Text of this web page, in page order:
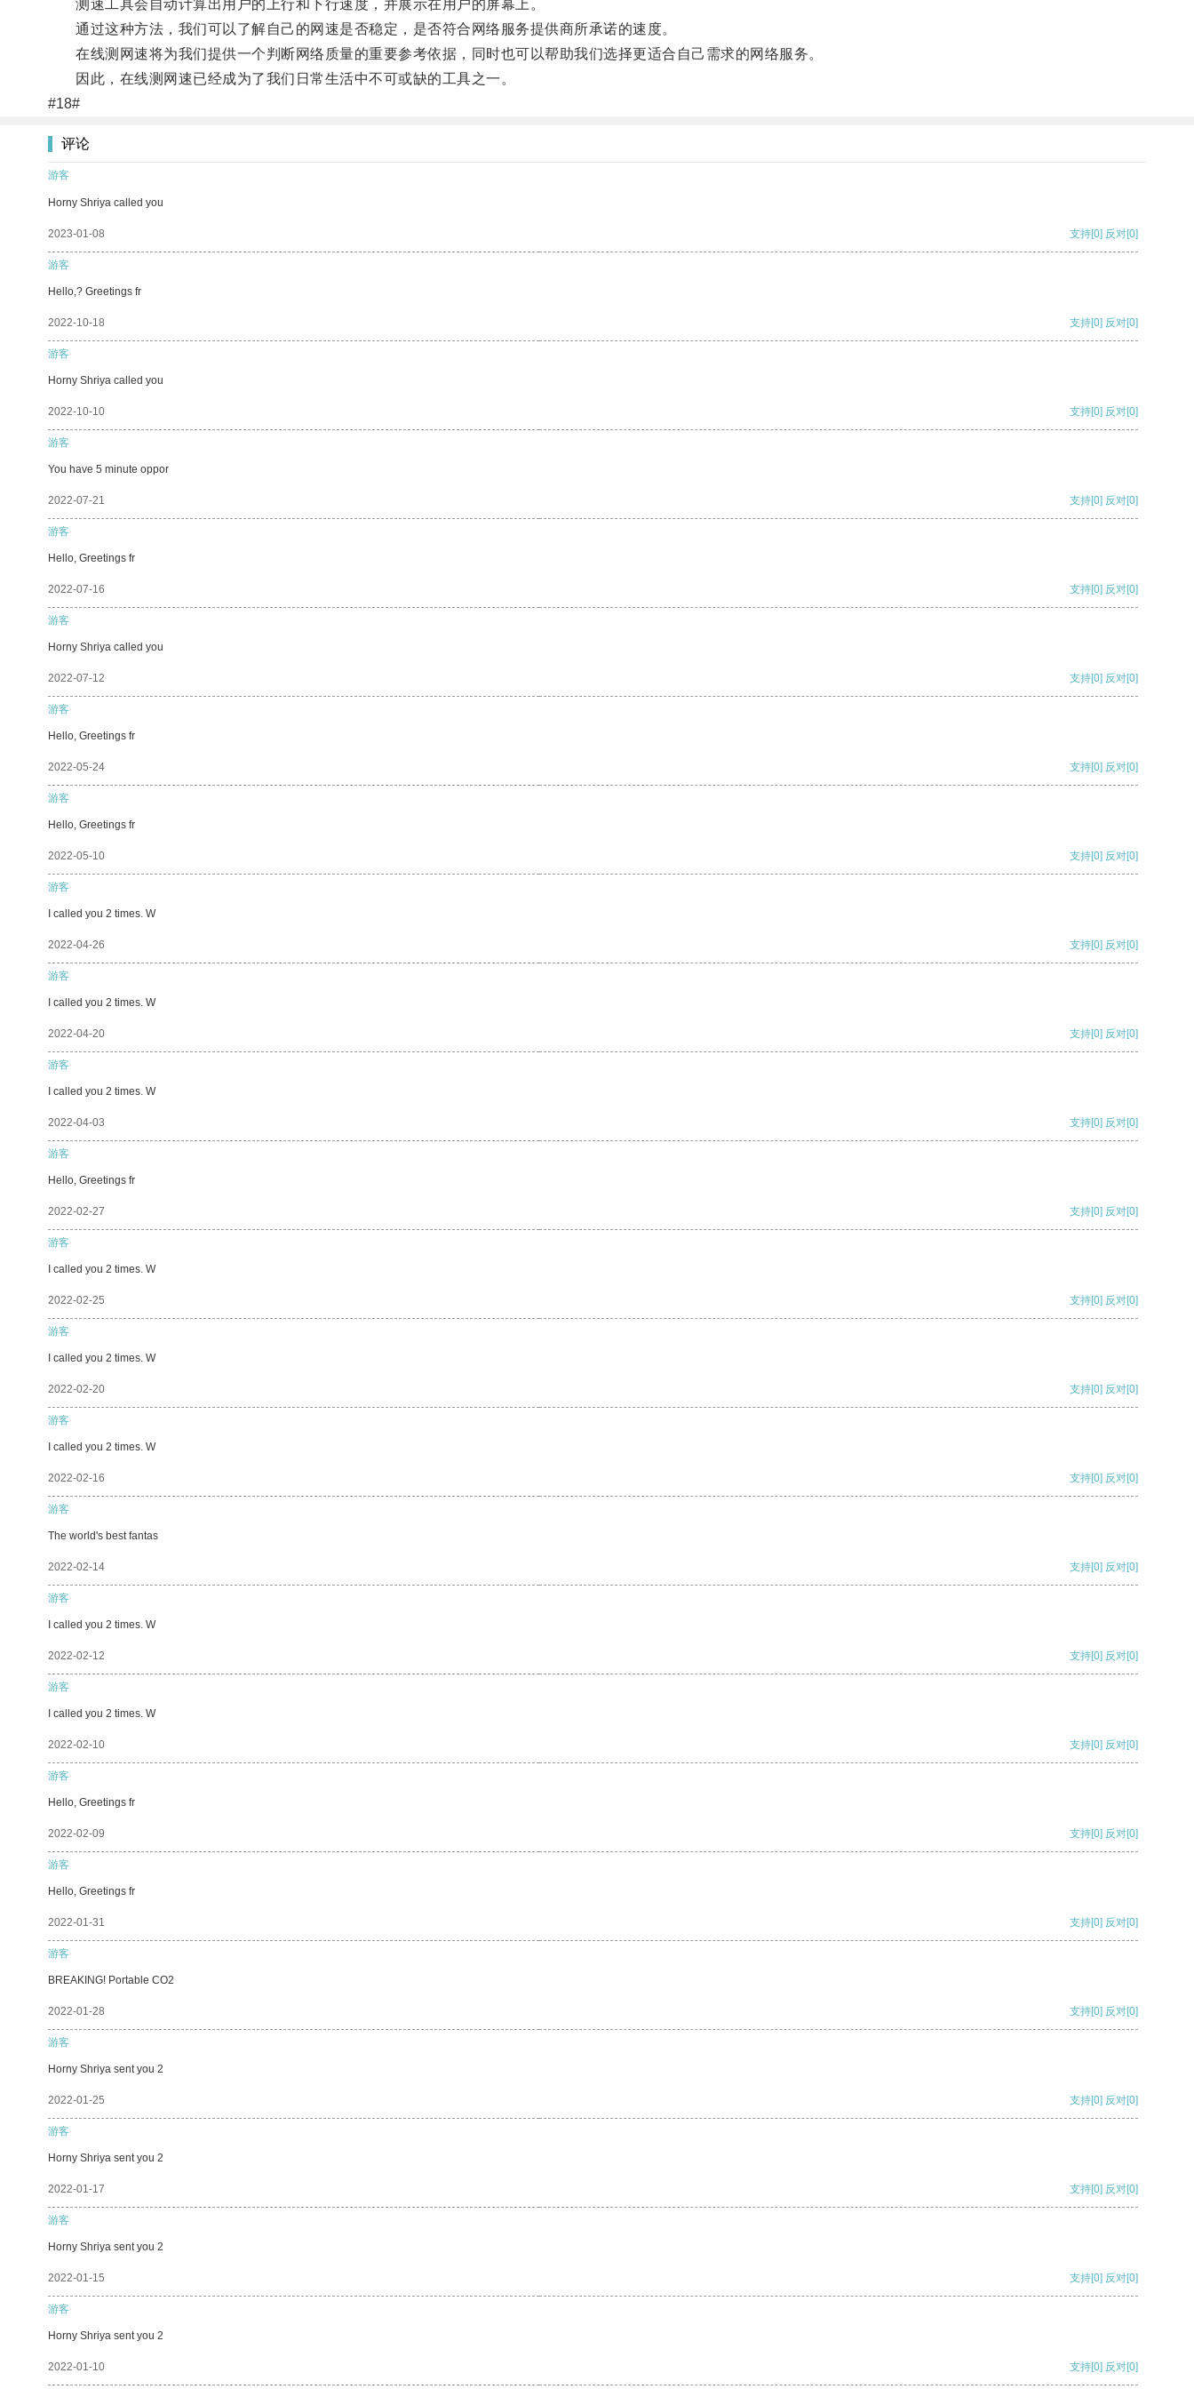
测速工具会自动计算出用户的上行和下行速度，并展示在用户的屏幕上。
通过这种方法，我们可以了解自己的网速是否稳定，是否符合网络服务提供商所承诺的速度。
在线测网速将为我们提供一个判断网络质量的重要参考依据，同时也可以帮助我们选择更适合自己需求的网络服务。
因此，在线测网速已经成为了我们日常生活中不可或缺的工具之一。
#18#
评论
游客
Horny Shriya called you
2023-01-08 支持[0] 反对[0]
游客
Hello,? Greetings fr
2022-10-18 支持[0] 反对[0]
游客
Horny Shriya called you
2022-10-10 支持[0] 反对[0]
游客
You have 5 minute oppor
2022-07-21 支持[0] 反对[0]
游客
Hello, Greetings fr
2022-07-16 支持[0] 反对[0]
游客
Horny Shriya called you
2022-07-12 支持[0] 反对[0]
游客
Hello, Greetings fr
2022-05-24 支持[0] 反对[0]
游客
Hello, Greetings fr
2022-05-10 支持[0] 反对[0]
游客
I called you 2 times. W
2022-04-26 支持[0] 反对[0]
游客
I called you 2 times. W
2022-04-20 支持[0] 反对[0]
游客
I called you 2 times. W
2022-04-03 支持[0] 反对[0]
游客
Hello, Greetings fr
2022-02-27 支持[0] 反对[0]
游客
I called you 2 times. W
2022-02-25 支持[0] 反对[0]
游客
I called you 2 times. W
2022-02-20 支持[0] 反对[0]
游客
I called you 2 times. W
2022-02-16 支持[0] 反对[0]
游客
The world's best fantas
2022-02-14 支持[0] 反对[0]
游客
I called you 2 times. W
2022-02-12 支持[0] 反对[0]
游客
I called you 2 times. W
2022-02-10 支持[0] 反对[0]
游客
Hello, Greetings fr
2022-02-09 支持[0] 反对[0]
游客
Hello, Greetings fr
2022-01-31 支持[0] 反对[0]
游客
BREAKING! Portable CO2
2022-01-28 支持[0] 反对[0]
游客
Horny Shriya sent you 2
2022-01-25 支持[0] 反对[0]
游客
Horny Shriya sent you 2
2022-01-17 支持[0] 反对[0]
游客
Horny Shriya sent you 2
2022-01-15 支持[0] 反对[0]
游客
Horny Shriya sent you 2
2022-01-10 支持[0] 反对[0]